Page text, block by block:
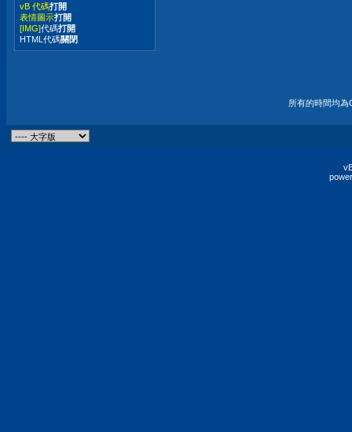
vB 代碼打開
表情圖示打開
[IMG]代碼打開
HTML代碼關閉
所有的時間均為